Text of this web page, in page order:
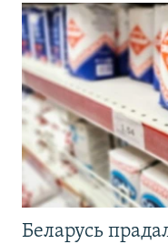
Беларусь